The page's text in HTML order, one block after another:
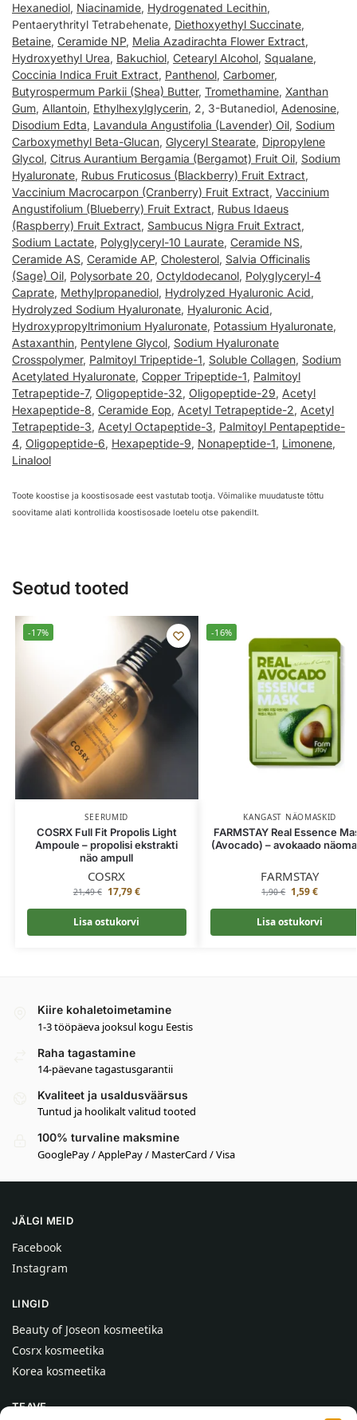
Hexanediol, Niacinamide, Hydrogenated Lecithin,
Pentaerythrityl Tetrabehenate, Diethoxyethyl Succinate,
Betaine, Ceramide NP, Melia Azadirachta Flower Extract,
Hydroxyethyl Urea, Bakuchiol, Cetearyl Alcohol, Squalane,
Coccinia Indica Fruit Extract, Panthenol, Carbomer,
Butyrospermum Parkii (Shea) Butter, Tromethamine, Xanthan
Gum, Allantoin, Ethylhexylglycerin, 2, 3-Butanediol, Adenosine,
Disodium Edta, Lavandula Angustifolia (Lavender) Oil, Sodium
Carboxymethyl Beta-Glucan, Glyceryl Stearate, Dipropylene
Glycol, Citrus Aurantium Bergamia (Bergamot) Fruit Oil, Sodium
Hyaluronate, Rubus Fruticosus (Blackberry) Fruit Extract,
Vaccinium Macrocarpon (Cranberry) Fruit Extract, Vaccinium
Angustifolium (Blueberry) Fruit Extract, Rubus Idaeus
(Raspberry) Fruit Extract, Sambucus Nigra Fruit Extract,
Sodium Lactate, Polyglyceryl-10 Laurate, Ceramide NS,
Ceramide AS, Ceramide AP, Cholesterol, Salvia Officinalis
(Sage) Oil, Polysorbate 20, Octyldodecanol, Polyglyceryl-4
Caprate, Methylpropanediol, Hydrolyzed Hyaluronic Acid,
Hydrolyzed Sodium Hyaluronate, Hyaluronic Acid,
Hydroxypropyltrimonium Hyaluronate, Potassium Hyaluronate,
Astaxanthin, Pentylene Glycol, Sodium Hyaluronate
Crosspolymer, Palmitoyl Tripeptide-1, Soluble Collagen, Sodium
Acetylated Hyaluronate, Copper Tripeptide-1, Palmitoyl
Tetrapeptide-7, Oligopeptide-32, Oligopeptide-29, Acetyl
Hexapeptide-8, Ceramide Eop, Acetyl Tetrapeptide-2, Acetyl
Tetrapeptide-3, Acetyl Octapeptide-3, Palmitoyl Pentapeptide-
4, Oligopeptide-6, Hexapeptide-9, Nonapeptide-1, Limonene,
Linalool
Toote koostise ja koostisosade eest vastutab tootja. Võimalike muudatuste tõttu
soovitame alati kontrollida koostisosade loetelu otse pakendilt.
Seotud tooted
-17%
SEERUMID
COSRX Full Fit Propolis Light
Ampoule – propolisi ekstrakti
näo ampull
COSRX
21,49€ 17,79€
Lisa ostukorvi
-16%
KANGAST NÄOMASKID
FARMSTAY Real Essence
(Avocado) – avokaado
FARMSTAY
1,90€ 1,59€
Lisa ostukorvi
Kiire kohaletoimetamine
1-3 tööpäeva jooksul kogu Eestis
Raha tagastamine
14-päevane tagastusgarantii
Kvaliteet ja usaldusväärsus
Tuntud ja hoolikalt valitud tooted
100% turvaline maksmine
GooglePay / ApplePay / MasterCard / Visa
JÄLGI MEID
Facebook
Instagram
LINGID
Beauty of Joseon kosmeetika
Cosrx kosmeetika
Korea kosmeetika
TEAVE